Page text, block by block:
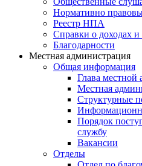
Нормативно
Реестр НПА
Справки о доходах и
Благодарности
Местная администрация
Общая информация
Глава местной
Местная
Структурные
Порядок
службу
Вакансии
Отделы